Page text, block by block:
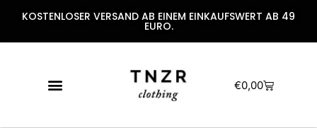
KOSTENLOSER VERSAND AB EINEM EINKAUFSWERT AB 49
EURO.
€0,00